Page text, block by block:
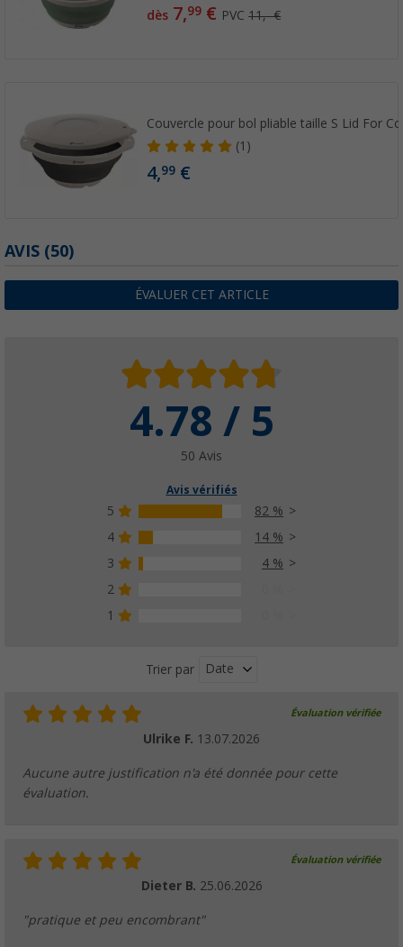
dès 7,99 € PVC11,- €
Couvercle pour bol pliable taille S Lid For
(1)
4,99 €
AVIS (50)
ÉVALUER CET ARTICLE
4.78 / 5
50 Avis
Avis vérifiés
5
82 %
4
14 %
3
4 %
2
1
Trier par Date
Évaluation vérifiée
Ulrike F. 13.07.2026
Aucune autre justification n'a été donnée pour cette
évaluation.
Évaluation vérifiée
Dieter B. 25.06.2026
"pratique et peu encombrant"